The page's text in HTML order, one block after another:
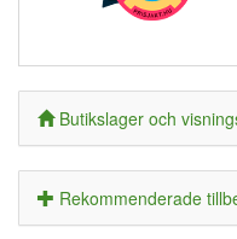
Butikslager och
Rekommenderade